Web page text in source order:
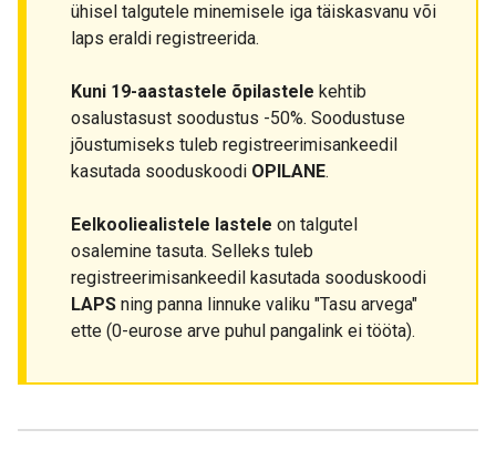
ühisel talgutele minemisele iga täiskasvanu või
laps eraldi registreerida.
Kuni 19-aastastele õpilastele kehtib
osalustasust soodustus -50%. Soodustuse
jõustumiseks tuleb registreerimisankeedil
kasutada sooduskoodi OPILANE.
Eelkooliealistele lastele on talgutel
osalemine tasuta. Selleks tuleb
registreerimisankeedil kasutada sooduskoodi
LAPS ning panna linnuke valiku "Tasu arvega"
ette (0-eurose arve puhul pangalink ei tööta).